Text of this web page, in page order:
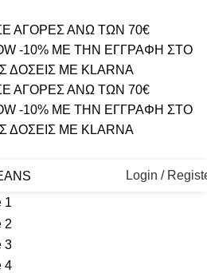
ΑΓΟΡΕΣ ΑΝΩ ΤΩΝ 70€
-10% ΜΕ ΤΗΝ ΕΓΓΡΑΦΗ ΣΤΟ
ΔΟΣΕΙΣ ΜΕ KLARNA
ΑΓΟΡΕΣ ΑΝΩ ΤΩΝ 70€
-10% ΜΕ ΤΗΝ ΕΓΓΡΑΦΗ ΣΤΟ
ΔΟΣΕΙΣ ΜΕ KLARNA
Login /